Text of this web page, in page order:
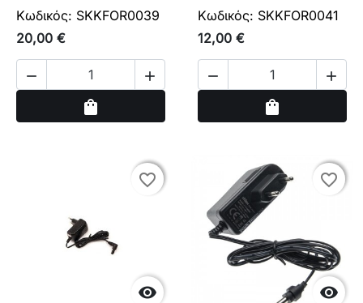
Κωδικός: SKKFOR0039
20,00 €
 
shopping_bag
Κωδικός: SKKFOR0041
12,00 €
 
shopping_bag

favorite_border
favorite_border

favorite_border
favorite_border